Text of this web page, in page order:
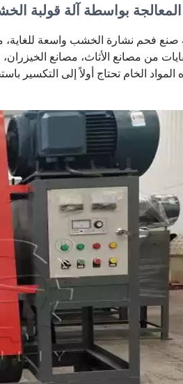
المعالجة بواسطة آلة قولبة
صنع فحم نشارة الخشب واسعة
من مصانع الأثاث، مصانع
المواد الخام تحتاج أولاً إلى التكسير